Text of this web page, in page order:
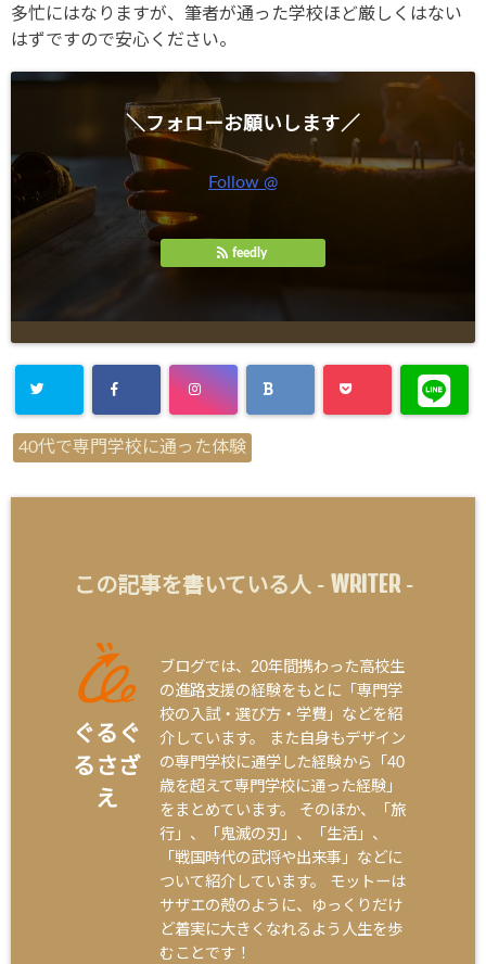
多忙にはなりますが、筆者が通った学校ほど厳しくはない
はずですので安心ください。
＼フォローお願いします／
Follow @
feedly
40代で専門学校に通った体験
この記事を書いている人 - WRITER-
ぐるぐ
るさざ
え
ブログでは、20年間携わった高校生
の進路支援の経験をもとに「専門学
校の入試・選び方・学費」などを紹
介しています。 また自身もデザイン
の専門学校に通学した経験から「40
歳を超えて専門学校に通った経験」
をまとめています。 そのほか、「旅
行」、「鬼滅の刃」、「生活」、
「戦国時代の武将や出来事」などに
ついて紹介しています。 モットーは
サザエの殻のように、ゆっくりだけ
ど着実に大きくなれるよう人生を歩
むことです！